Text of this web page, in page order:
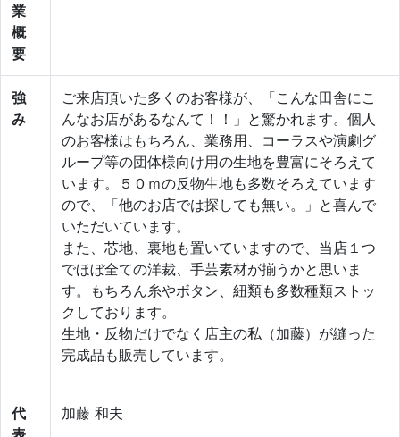
業
概
要
強
み
ご来店頂いた多くのお客様が、「こんな田舎にこ
んなお店があるなんて！！」と驚かれます。個人
のお客様はもちろん、業務用、コーラスや演劇グ
ループ等の団体様向け用の生地を豊富にそろえて
います。５０ｍの反物生地も多数そろえています
ので、「他のお店では探しても無い。」と喜んで
いただいています。
また、芯地、裏地も置いていますので、当店１つ
でほぼ全ての洋裁、手芸素材が揃うかと思いま
す。もちろん糸やボタン、紐類も多数種類ストッ
クしております。
生地・反物だけでなく店主の私（加藤）が縫った
完成品も販売しています。
代
加藤 和夫